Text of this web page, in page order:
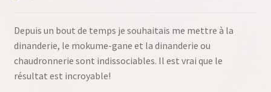
Depuis un bout de temps je souhaitais me mettre à la
dinanderie, le mokume-gane et la dinanderie ou
chaudronnerie sont indissociables. Il est vrai que le
résultat est incroyable!